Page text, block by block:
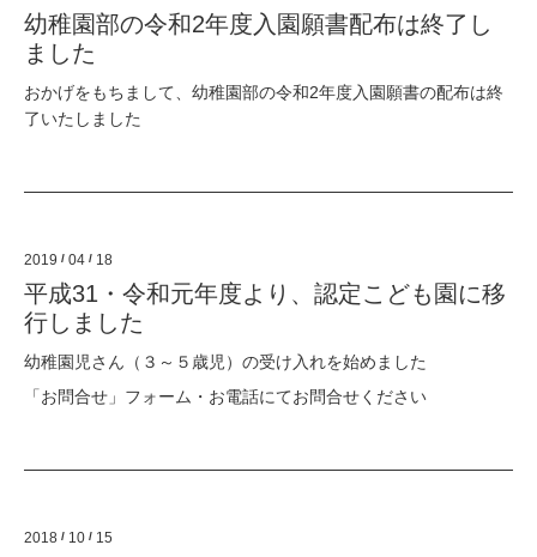
幼稚園部の令和2年度入園願書配布は終了し
ました
おかげをもちまして、幼稚園部の令和2年度入園願書の配布は終
了いたしました
2019 / 04 / 18
平成31・令和元年度より、認定こども園に移
行しました
幼稚園児さん（３～５歳児）の受け入れを始めました
「お問合せ」フォーム・お電話にてお問合せください
2018 / 10 / 15